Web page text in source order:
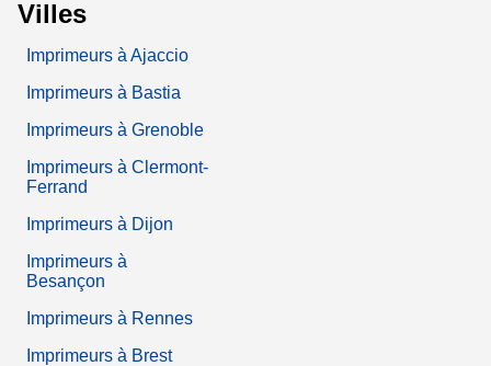
Villes
Imprimeurs à Ajaccio
Imprimeurs à Bastia
Imprimeurs à Grenoble
Imprimeurs à Clermont-
Ferrand
Imprimeurs à Dijon
Imprimeurs à
Besançon
Imprimeurs à Rennes
Imprimeurs à Brest